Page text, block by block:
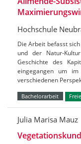
Hochschule
Die Arbeit befasst
und der Natur-
Geschichte des
eingegangen um
verschiedenen
Bachelorarbeit
Julia Marisa Mauz